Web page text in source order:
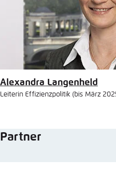
Alexandra Langenheld
Leiterin Effizienzpolitik (bis März
Partner